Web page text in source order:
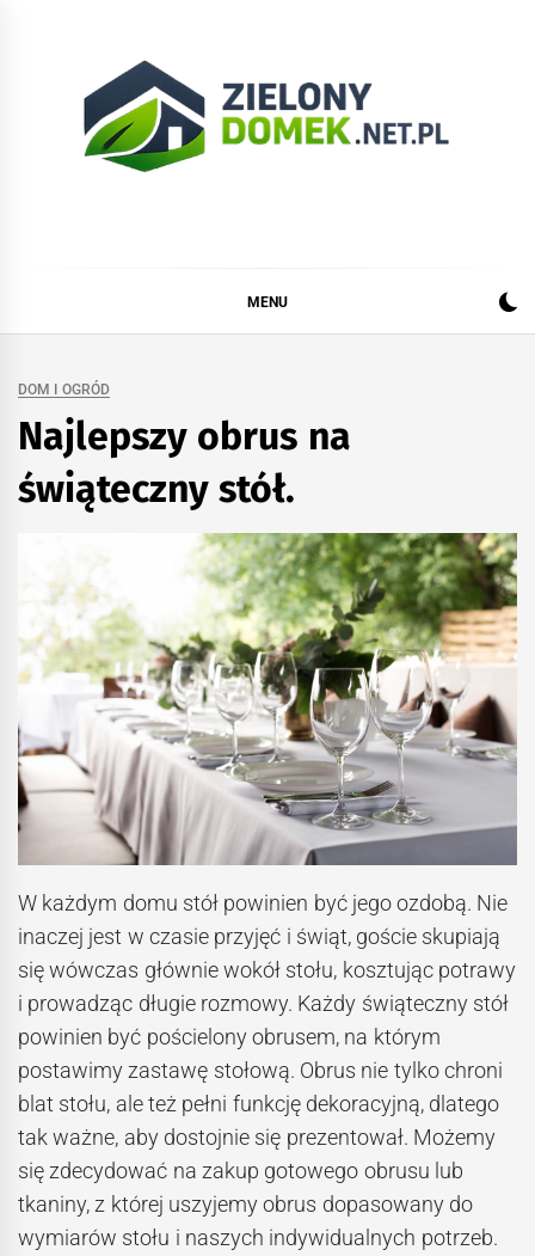
MENU
DOM I OGRÓD
Najlepszy obrus na
świąteczny stół.
W każdym domu stół powinien być jego ozdobą. Nie
inaczej jest w czasie przyjęć i świąt, goście skupiają
się wówczas głównie wokół stołu, kosztując potrawy
i prowadząc długie rozmowy. Każdy świąteczny stół
powinien być pościelony obrusem, na którym
postawimy zastawę stołową. Obrus nie tylko chroni
blat stołu, ale też pełni funkcję dekoracyjną, dlatego
tak ważne, aby dostojnie się prezentował. Możemy
się zdecydować na zakup gotowego obrusu lub
tkaniny, z której uszyjemy obrus dopasowany do
wymiarów stołu i naszych indywidualnych potrzeb.